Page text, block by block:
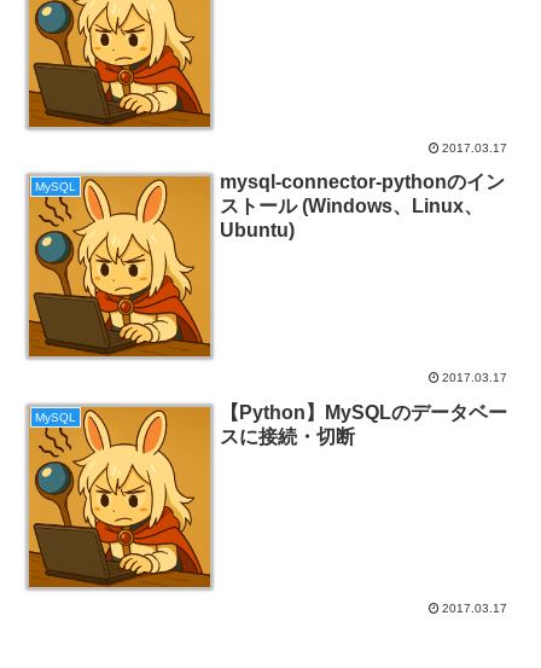
2017.03.17
MySQL
mysql-connector-pythonのイン
ストール (Windows、Linux、
Ubuntu)
2017.03.17
MySQL
【Python】MySQLのデータベー
スに接続・切断
2017.03.17